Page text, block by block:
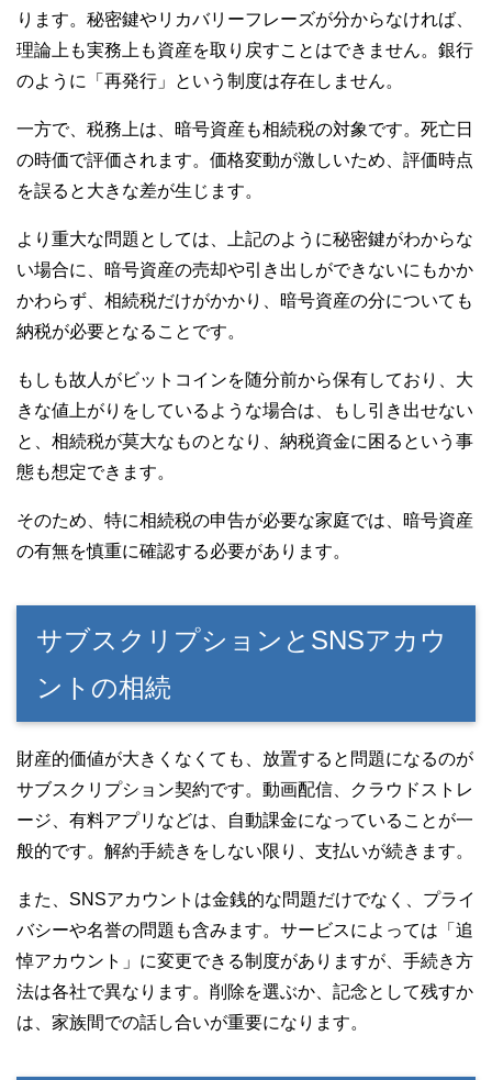
ります。秘密鍵やリカバリーフレーズが分からなければ、
理論上も実務上も資産を取り戻すことはできません。銀行
のように「再発行」という制度は存在しません。
一方で、税務上は、暗号資産も相続税の対象です。死亡日
の時価で評価されます。価格変動が激しいため、評価時点
を誤ると大きな差が生じます。
より重大な問題としては、上記のように秘密鍵がわからな
い場合に、暗号資産の売却や引き出しができないにもかか
かわらず、相続税だけがかかり、暗号資産の分についても
納税が必要となることです。
もしも故人がビットコインを随分前から保有しており、大
きな値上がりをしているような場合は、もし引き出せない
と、相続税が莫大なものとなり、納税資金に困るという事
態も想定できます。
そのため、特に相続税の申告が必要な家庭では、暗号資産
の有無を慎重に確認する必要があります。
サブスクリプションとSNSアカウ
ントの相続
財産的価値が大きくなくても、放置すると問題になるのが
サブスクリプション契約です。動画配信、クラウドストレ
ージ、有料アプリなどは、自動課金になっていることが一
般的です。解約手続きをしない限り、支払いが続きます。
また、SNSアカウントは金銭的な問題だけでなく、プライ
バシーや名誉の問題も含みます。サービスによっては「追
悼アカウント」に変更できる制度がありますが、手続き方
法は各社で異なります。削除を選ぶか、記念として残すか
は、家族間での話し合いが重要になります。